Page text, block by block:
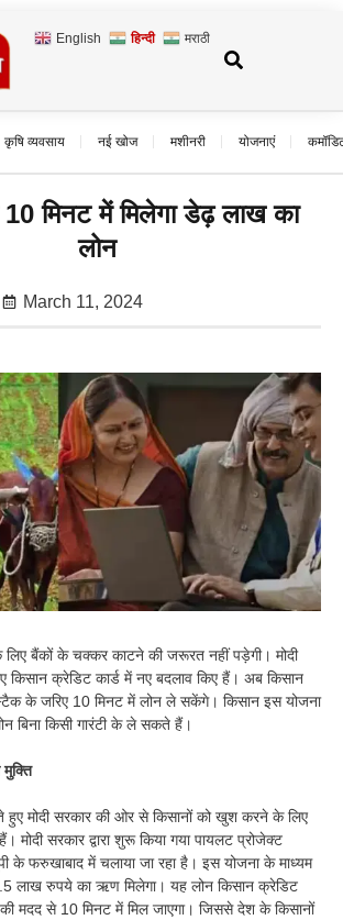
English हिन्दी मराठी
कृषि व्यवसाय नई खोज मशीनरी योजनाएं
10 मिनट में मिलेगा डेढ़ लाख का
लोन
March 11, 2024
लिए बैंकों के चक्कर काटने की जरूरत नहीं पड़ेगी। मोदी
किसान क्रेडिट कार्ड में नए बदलाव किए हैं। अब किसान
के जरिए 10 मिनट में लोन ले सकेंगे। किसान इस योजना
बिना किसी गारंटी के ले सकते हैं।
हुए मोदी सरकार की ओर से किसानों को खुश करने के लिए
मोदी सरकार द्वारा शुरू किया गया पायलट प्रोजेक्ट
के फरुखाबाद में चलाया जा रहा है। इस योजना के माध्यम
लाख रुपये का ऋण मिलेगा। यह लोन किसान क्रेडिट
मदद से 10 मिनट में मिल जाएगा। जिससे देश के किसानों